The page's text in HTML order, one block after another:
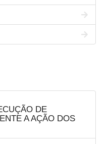
DE
A AÇÃO DOS